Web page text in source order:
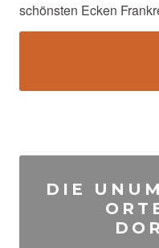
schönsten Ecken
DIE